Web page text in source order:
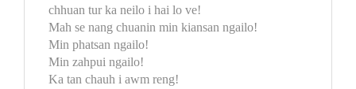
chhuan tur ka neilo i hai lo ve!
Mah se nang chuanin min kiansan ngailo!
Min phatsan ngailo!
Min zahpui ngailo!
Ka tan chauh i awm reng!